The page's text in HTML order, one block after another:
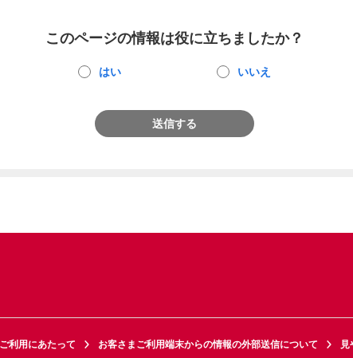
このページの情報は役に立ちましたか？
はい いいえ
送信する
利用にあたって お客さまご利用端末からの情報の外部送信について 見